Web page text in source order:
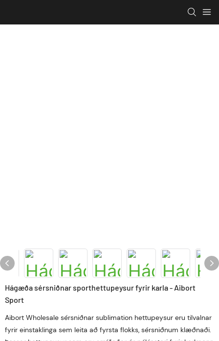
Hágæða sérsniðnar sporthettupeysur fyrir karla - Aibort
Sport
Aibort Wholesale sérsniðnar sublimation hettupeysur eru tilvalnar
fyrir einstaklinga sem leita að fyrsta flokks, sérsniðnum klæðnaði.